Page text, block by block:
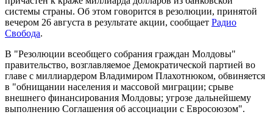
системы страны. Об этом говорится в резолюции, принятой
вечером 26 августа в результате акции, сообщает Радио
Свобода.
В "Резолюции всеобщего собрания граждан Молдовы"
правительство, возглавляемое Демократической партией во
главе с миллиардером Владимиром Плахотнюком, обвиняется
в "обнищании населения и массовой миграции; срыве
внешнего финансирования Молдовы; угрозе дальнейшему
выполнению Соглашения об ассоциации с Евросоюзом".